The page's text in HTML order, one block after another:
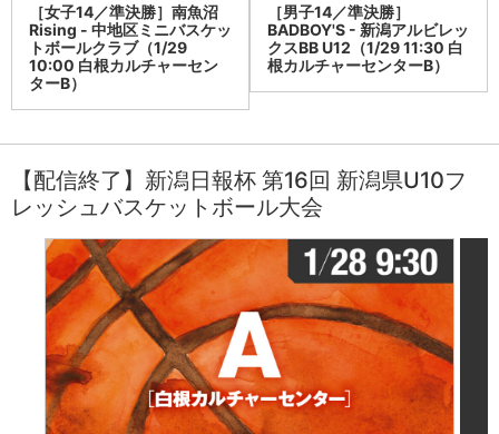
［女子14／準決勝］南魚沼
Rising - 中地区ミニバスケッ
トボールクラブ（1/29
10:00 白根カルチャーセン
ターB）
［男子14／準決勝］
BADBOY'S - 新潟アルビレッ
クスBB U12（1/29 11:30 白
根カルチャーセンターB）
【配信終了】新潟日報杯 第16回 新潟県U10フ
レッシュバスケットボール大会